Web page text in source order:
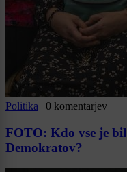
Politika | 0 komentarjev
FOTO: Kdo vse je
Demokratov?